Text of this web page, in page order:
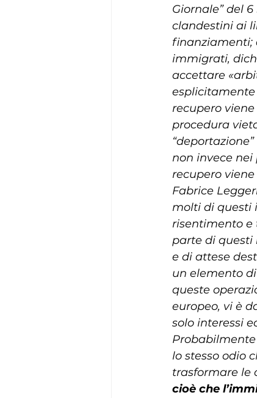
Giornale” del
clandestini ai
finanziamenti;
immigrati,
accettare
recupero
procedura
non invece
recupero
Fabrice
molti di questi
risentimento e
parte di questi
e di attese
un elemento
queste
europeo, vi è
solo interessi
lo stesso odio
trasformare le
cioè che